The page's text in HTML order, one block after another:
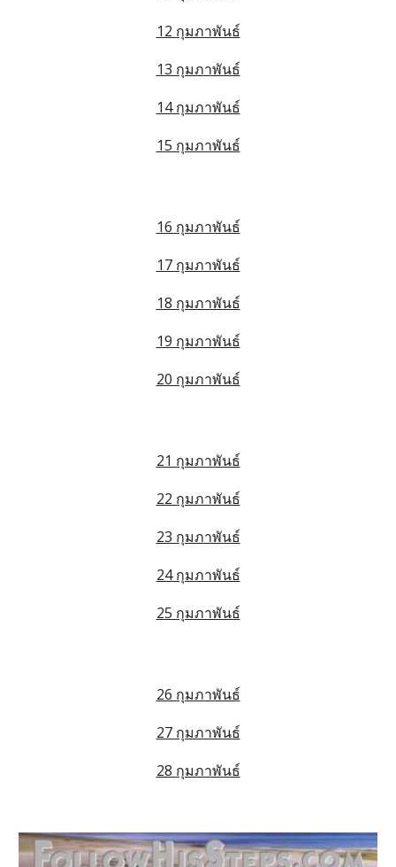
12 กุมภาพันธ์
13 กุมภาพันธ์
14 กุมภาพันธ์
15 กุมภาพันธ์
16 กุมภาพันธ์
17 กุมภาพันธ์
18 กุมภาพันธ์
19 กุมภาพันธ์
20 กุมภาพันธ์
21 กุมภาพันธ์
22 กุมภาพันธ์
23 กุมภาพันธ์
24 กุมภาพันธ์
25 กุมภาพันธ์
26 กุมภาพันธ์
27 กุมภาพันธ์
28 กุมภาพันธ์